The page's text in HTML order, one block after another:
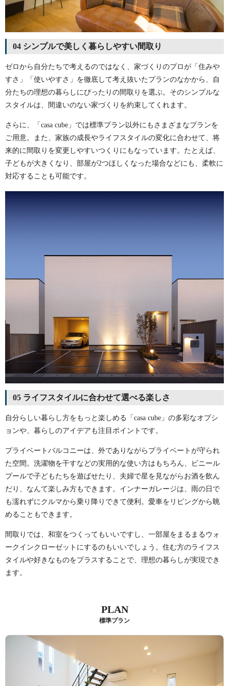
04 シンプルで美しく暮らしやすい間取り
ゼロから自分たちで考えるのではなく、家づくりのプロが「住みや
すさ」「使いやすさ」を徹底して考え抜いたプランのなかから、自
分たちの理想の暮らしにぴったりの間取りを選ぶ。そのシンプルな
スタイルは、間違いのない家づくりを約束してくれます。
さらに、「casa cube」では標準プラン以外にもさまざまなプランを
ご用意。また、家族の成長やライフスタイルの変化に合わせて、将
来的に間取りを変更しやすいつくりにもなっています。たとえば、
子どもが大きくなり、部屋が2つほしくなった場合などにも、柔軟に
対応することも可能です。
05 ライフスタイルに合わせて選べる楽しさ
自分らしい暮らし方をもっと楽しめる「casa cube」の多彩なオプシ
ョンや、暮らしのアイデアも注目ポイントです。
プライベートバルコニーは、外でありながらプライベートが守られ
た空間。洗濯物を干すなどの実用的な使い方はもちろん、ビニール
プールで子どもたちを遊ばせたり、夫婦で星を見ながらお酒を飲ん
だり、なんて楽しみ方もできます。インナーガレージは、雨の日で
も濡れずにクルマから乗り降りできて便利。愛車をリビングから眺
めることもできます。
間取りでは、和室をつくってもいいですし、一部屋をまるまるウォ
ークインクローゼットにするのもいいでしょう。住む方のライフス
タイルや好きなものをプラスすることで、理想の暮らしが実現でき
ます。
PLAN
標準プラン